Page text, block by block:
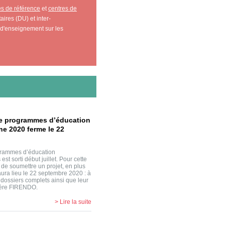
de référence etcentres de
(DU) et inter-
sur les
d’éducation
2020 ferme le 22
d’éducation
sorti début juillet. Pour cette
soumettre un projet, en plus
lieu le 22 septembre 2020 : à
complets ainsi que leur
FIRENDO.
> Lire la suite